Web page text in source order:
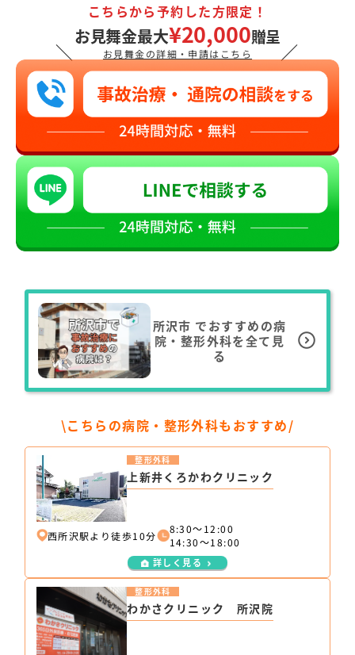
＼
こちらから予約した方限定！
お見舞金最大¥20,000贈呈
お見舞金の詳細・申請はこちら ／
所沢市 でおすすめの病
院・整形外科を全て見
る
\こちらの病院・整形外科もおすすめ/
上新井くろかわクリニック
整形外科
西所沢駅より徒歩10分
8:30～12:00
14:30～18:00
詳しく見る
わかさクリニック 所沢院
整形外科